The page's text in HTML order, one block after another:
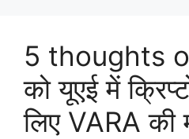
5 thoughts
को यूएई में
लिए VARA की